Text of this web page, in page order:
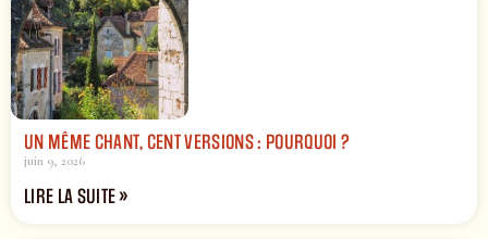
UN MÊME CHANT, CENT VERSIONS : POURQUOI ?
juin 9, 2026
LIRE LA SUITE »